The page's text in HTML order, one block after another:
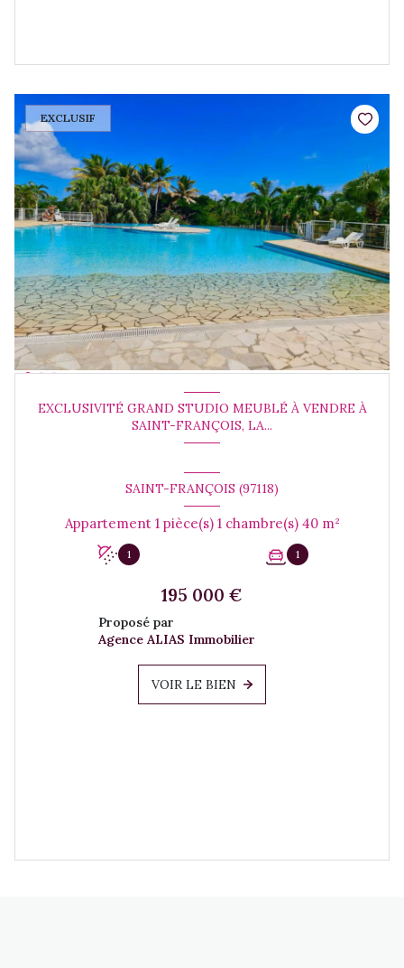
EXCLUSIF
EXCLUSIVITÉ GRAND STUDIO MEUBLÉ À VENDRE À
SAINT-FRANÇOIS, LA...
SAINT-FRANÇOIS (97118)
Appartement 1 pièce(s) 1 chambre(s) 40 m²
1 1
195 000 €
Proposé par
Agence ALIAS Immobilier
VOIR LE BIEN